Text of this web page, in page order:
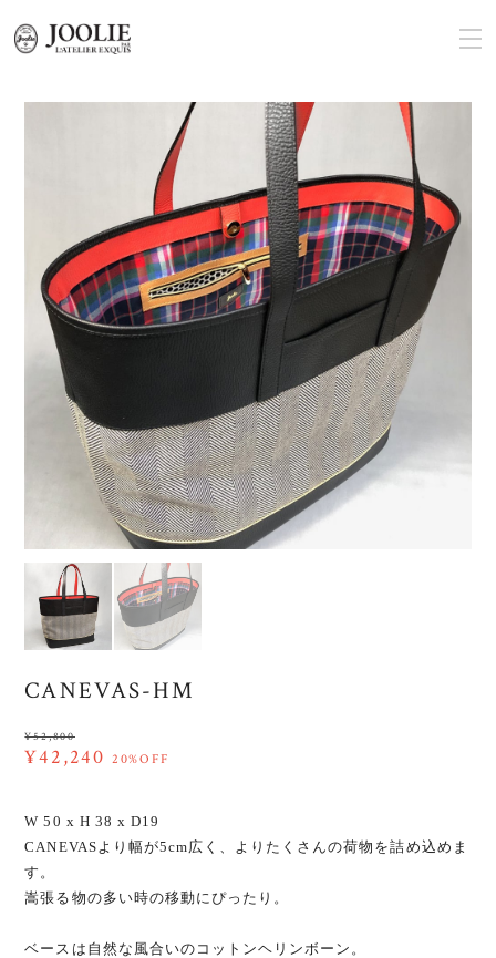
CANEVAS-HM
¥52,800
¥42,240 20%OFF
W 50 x H 38 x D19
CANEVASより幅が5cm広く、よりたくさんの荷物を詰め込めま
す。
嵩張る物の多い時の移動にぴったり。
ベースは自然な風合いのコットンヘリンボーン。